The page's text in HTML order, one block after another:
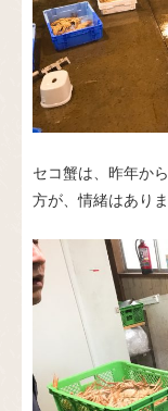
セコ蟹は、昨年か
方が、情緒はありま